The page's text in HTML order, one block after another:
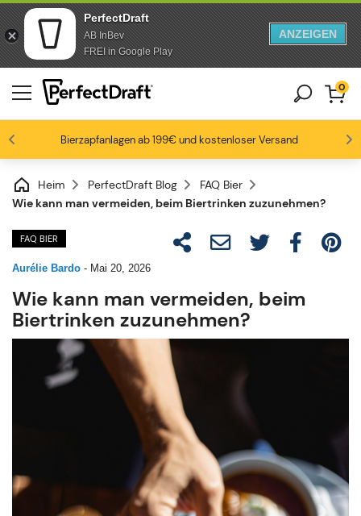
PerfectDraft
AB InBev
FREI in Google Play
ANZEIGEN
Zum Inhalt springen
Zur Fußzeile springen
Bierzapfanlagen ab 199€ und kostenloser Versand
-15% ab 3 Fässen, -20% ab 6 Fässern
Bis zu -20% auf ausgewählte Packs
Bierbegeisterte lieben uns 4.6/5
0
Heim PerfectDraft Blog
FAQ Bier
Wie kann man vermeiden, beim Biertrinken zuzunehmen?
FAQ BIER
Aurélie Bardo - Mai 20, 2026
Wie kann man vermeiden, beim
Biertrinken zuzunehmen?